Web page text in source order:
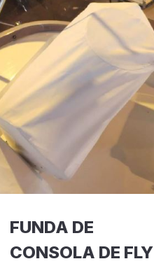
FUNDA DE
CONSOLA DE FLY